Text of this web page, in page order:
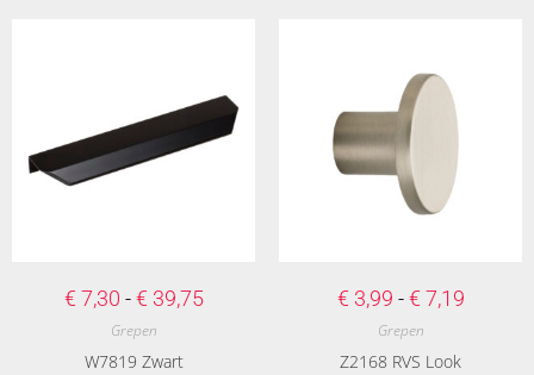
€ 7,30 - € 39,75
Grepen
W7819 Zwart
€ 3,99 - € 7,19
Grepen
Z2168 RVS Look